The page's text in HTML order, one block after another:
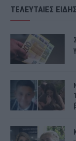
ΤΕΛΕΥΤΑΙΕΣ